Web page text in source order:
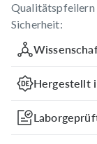
Qualitätspfeilern
Sicherheit:
Hergestellt